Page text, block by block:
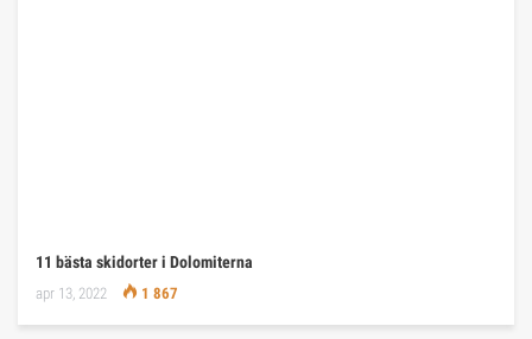
11 bästa skidorter i Dolomiterna
apr 13, 2022 1 867